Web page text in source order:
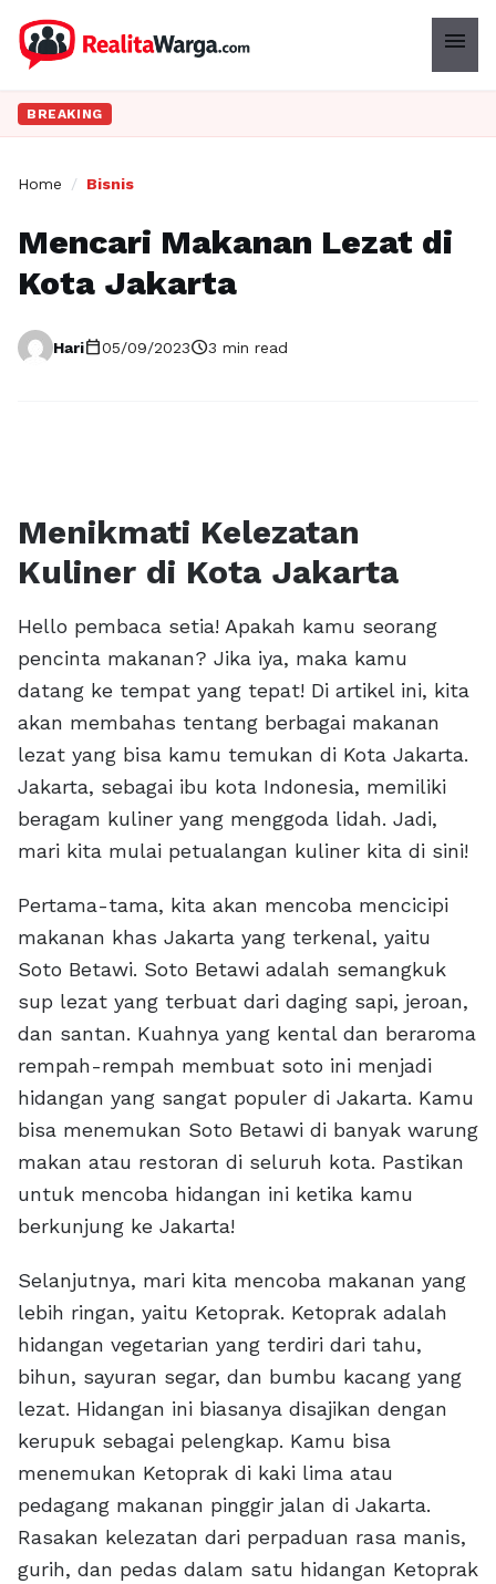
menu
BREAKING
Home / Bisnis
Mencari Makanan Lezat di
Kota Jakarta
Haricalendar_today05/09/2023schedule3 min read
Menikmati Kelezatan
Kuliner di Kota Jakarta
Hello pembaca setia! Apakah kamu seorang
pencinta makanan? Jika iya, maka kamu
datang ke tempat yang tepat! Di artikel ini, kita
akan membahas tentang berbagai makanan
lezat yang bisa kamu temukan di Kota Jakarta.
Jakarta, sebagai ibu kota Indonesia, memiliki
beragam kuliner yang menggoda lidah. Jadi,
mari kita mulai petualangan kuliner kita di sini!
Pertama-tama, kita akan mencoba mencicipi
makanan khas Jakarta yang terkenal, yaitu
Soto Betawi. Soto Betawi adalah semangkuk
sup lezat yang terbuat dari daging sapi, jeroan,
dan santan. Kuahnya yang kental dan beraroma
rempah-rempah membuat soto ini menjadi
hidangan yang sangat populer di Jakarta. Kamu
bisa menemukan Soto Betawi di banyak warung
makan atau restoran di seluruh kota. Pastikan
untuk mencoba hidangan ini ketika kamu
berkunjung ke Jakarta!
Selanjutnya, mari kita mencoba makanan yang
lebih ringan, yaitu Ketoprak. Ketoprak adalah
hidangan vegetarian yang terdiri dari tahu,
bihun, sayuran segar, dan bumbu kacang yang
lezat. Hidangan ini biasanya disajikan dengan
kerupuk sebagai pelengkap. Kamu bisa
menemukan Ketoprak di kaki lima atau
pedagang makanan pinggir jalan di Jakarta.
Rasakan kelezatan dari perpaduan rasa manis,
gurih, dan pedas dalam satu hidangan Ketoprak